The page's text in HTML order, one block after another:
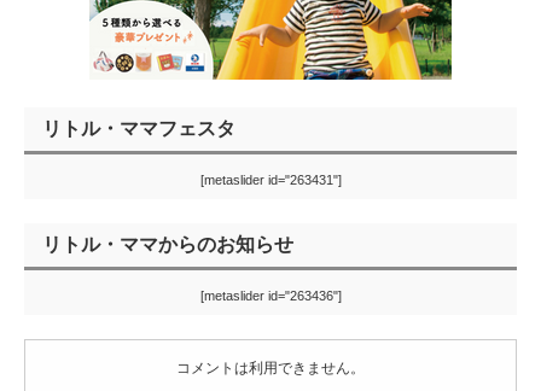
リトル・ママフェスタ
[metaslider id="263431"]
リトル・ママからのお知らせ
[metaslider id="263436"]
コメントは利用できません。